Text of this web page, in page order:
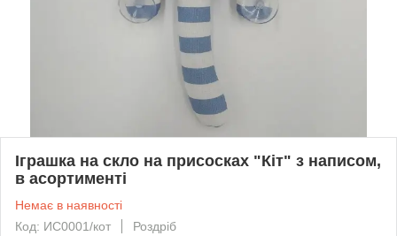
Іграшка на скло на присосках "Кіт" з написом,
в асортименті
Немає в наявності
Код: ИС0001/кот
Роздріб